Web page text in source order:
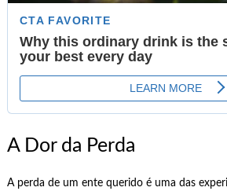
A Dor da Perda
A perda de um ente querido é uma das